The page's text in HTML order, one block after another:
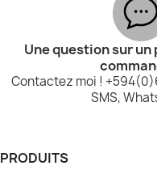
Une question sur
Contactez moi !
SMS,
PRODUITS